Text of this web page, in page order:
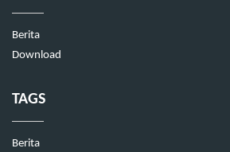
Berita
Download
TAGS
Berita